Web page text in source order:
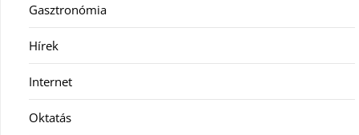
Gasztronómia
Hírek
Internet
Oktatás